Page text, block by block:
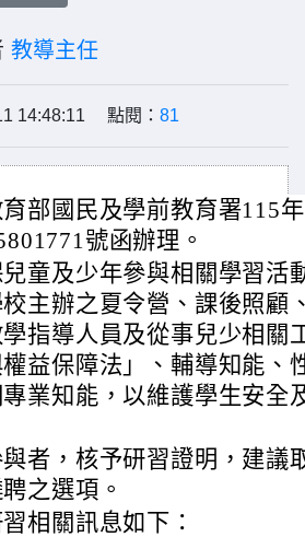
教導主任
14:48:11 點閱： 81
部國民及學前教育署115
號函辦理。
童及少年參與相關學習活
主辦之夏令營、課後照顧
指導人員及從事兒少相關
益保障法」、輔導知能、
業知能，以維護學生安全
者，核予研習證明，建議
之選項。
相關訊息如下：